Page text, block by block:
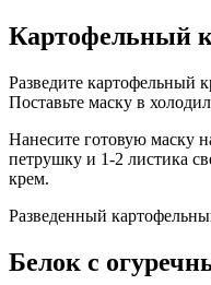
Картофельный
Разведите картофельный
Поставьте маску в
Нанесите готовую маску
петрушку и 1-2 листика
крем.
Разведенный
Белок с